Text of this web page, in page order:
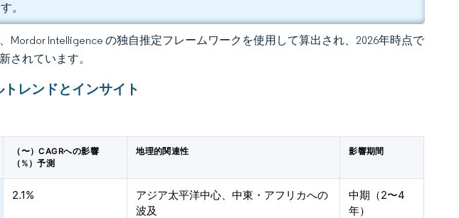
。
Intelligence の独自推定フレームワークを使用して算出され、2026年時点で
されています。
レンドとインサイト
（〜）CAGRへの影響
（%）予測
地理的関連性 影響期間
2.1%
アジア太平洋中心、中東・アフリカへの
波及
中期（2〜4
年）